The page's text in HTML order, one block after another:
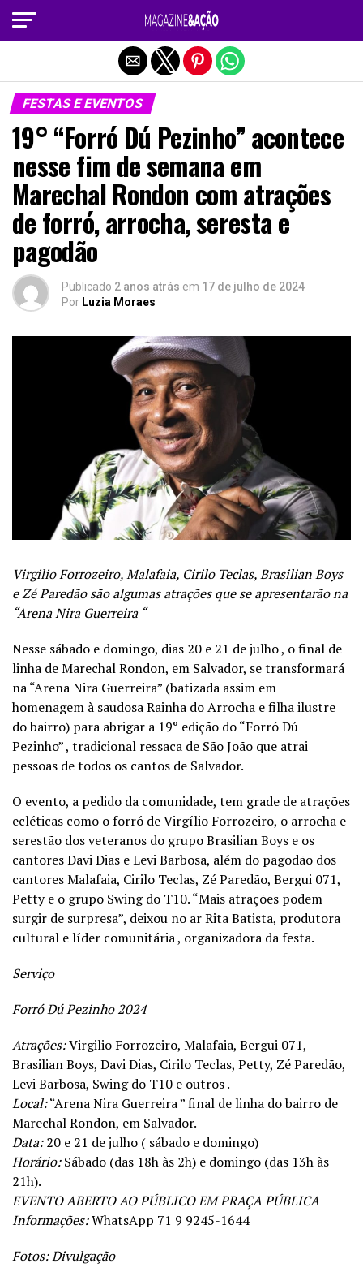
FESTAS E EVENTOS
19° “Forró Dú Pezinho” acontece
nesse fim de semana em
Marechal Rondon com atrações
de forró, arrocha, seresta e
pagodão
Publicado 2 anos atrás em 17 de julho de 2024
Por Luzia Moraes
Virgilio Forrozeiro, Malafaia, Cirilo Teclas, Brasilian Boys
e Zé Paredão são algumas atrações que se apresentarão na
“Arena Nira Guerreira “
Nesse sábado e domingo, dias 20 e 21 de julho , o final de
linha de Marechal Rondon, em Salvador, se transformará
na “Arena Nira Guerreira” (batizada assim em
homenagem à saudosa Rainha do Arrocha e filha ilustre
do bairro) para abrigar a 19° edição do “Forró Dú
Pezinho” , tradicional ressaca de São João que atrai
pessoas de todos os cantos de Salvador.
O evento, a pedido da comunidade, tem grade de atrações
ecléticas como o forró de Virgílio Forrozeiro, o arrocha e
serestão dos veteranos do grupo Brasilian Boys e os
cantores Davi Dias e Levi Barbosa, além do pagodão dos
cantores Malafaia, Cirilo Teclas, Zé Paredão, Bergui 071,
Petty e o grupo Swing do T10. “Mais atrações podem
surgir de surpresa”, deixou no ar Rita Batista, produtora
cultural e líder comunitária , organizadora da festa.
Serviço
Forró Dú Pezinho 2024
Atrações:Virgilio Forrozeiro, Malafaia, Bergui 071,
Brasilian Boys, Davi Dias, Cirilo Teclas, Petty, Zé Paredão,
Levi Barbosa, Swing do T10 e outros .
Local:“Arena Nira Guerreira ” final de linha do bairro de
Marechal Rondon, em Salvador.
Data:20 e 21 de julho ( sábado e domingo)
Horário:Sábado (das 18h às 2h) e domingo (das 13h às
21h).
EVENTO ABERTO AO PÚBLICO EM PRAÇA PÚBLICA
Informações:WhatsApp 71 9 9245-1644
Fotos: Divulgação
Sair da versão mobile